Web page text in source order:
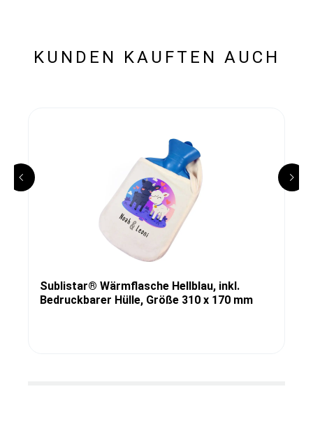
KUNDEN KAUFTEN AUCH
Sublistar® Wärmflasche Hellblau, inkl.
Bedruckbarer Hülle, Größe 310 x 170 mm